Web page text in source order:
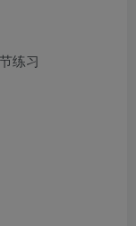
练习